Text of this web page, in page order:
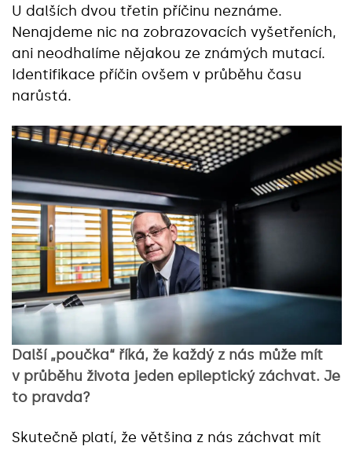
U dalších dvou třetin příčinu neznáme.
Nenajdeme nic na zobrazovacích vyšetřeních,
ani neodhalíme nějakou ze známých mutací.
Identifikace příčin ovšem v průběhu času
narůstá.
Další „poučka“ říká, že každý z nás může mít
v průběhu života jeden epileptický záchvat. Je
to pravda?
Skutečně platí, že většina z nás záchvat mít